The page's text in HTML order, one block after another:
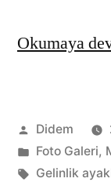
Okumaya
Gönderen:
Didem
Kategori:
Foto Galeri,
Etiketler:
Gelinlik